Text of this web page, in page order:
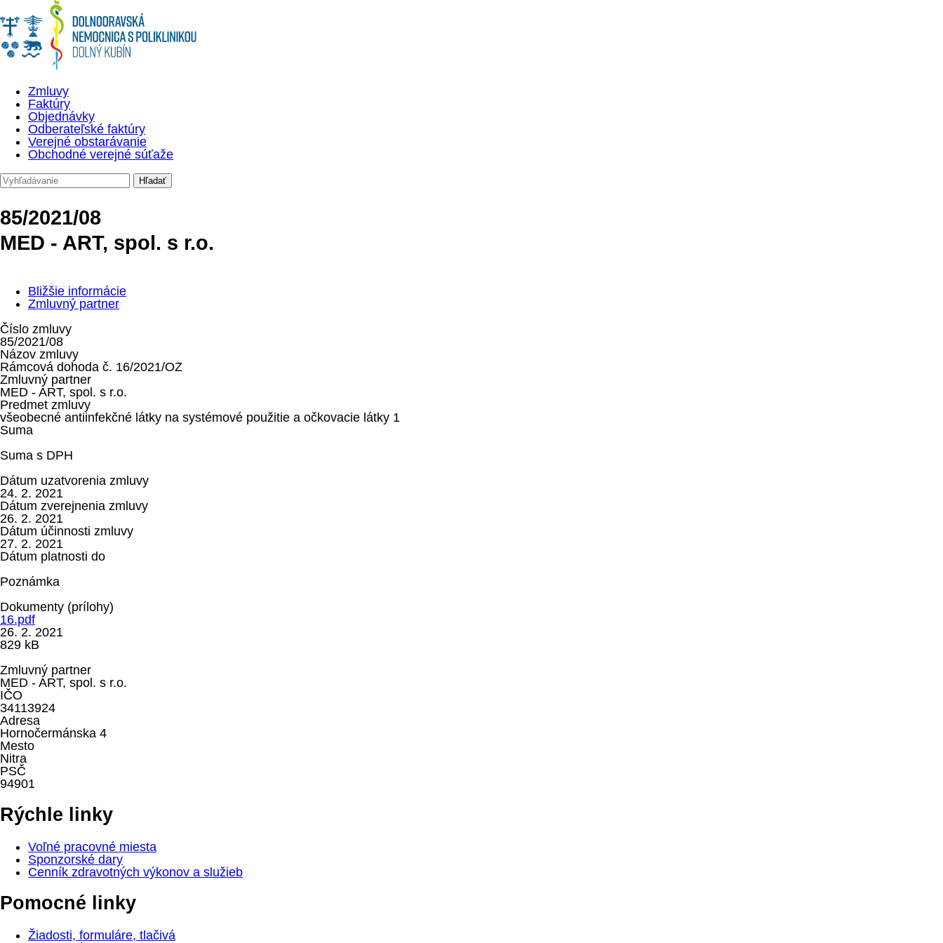
Zmluvy
Faktúry
Objednávky
Odberateľské faktúry
Verejné obstarávanie
Obchodné verejné súťaže
85/2021/08
MED - ART, spol. s r.o.
Bližšie informácie
Zmluvný partner
Číslo zmluvy
85/2021/08
Názov zmluvy
Rámcová dohoda č. 16/2021/OZ
Zmluvný partner
MED - ART, spol. s r.o.
Predmet zmluvy
všeobecné antiinfekčné látky na systémové použitie a očkovacie látky 1
Suma
Suma s DPH
Dátum uzatvorenia zmluvy
24. 2. 2021
Dátum zverejnenia zmluvy
26. 2. 2021
Dátum účinnosti zmluvy
27. 2. 2021
Dátum platnosti do
Poznámka
Dokumenty (prílohy)
16.pdf
26. 2. 2021
829 kB
Zmluvný partner
MED - ART, spol. s r.o.
IČO
34113924
Adresa
Hornočermánska 4
Mesto
Nitra
PSČ
94901
Rýchle linky
Voľné pracovné miesta
Sponzorské dary
Cenník zdravotných výkonov a služieb
Pomocné linky
Žiadosti, formuláre, tlačivá